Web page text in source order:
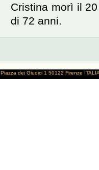
Cristina morì il
di 72 anni.
Piazza dei Giudici 1 50122 Firenze